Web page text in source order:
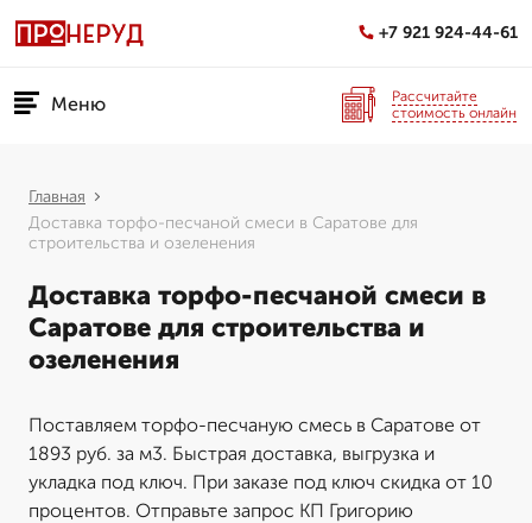
+7 921 924-44-61
Меню
Рассчитайте
стоимость онлайн
Главная
Доставка торфо-песчаной смеси в Саратове для
строительства и озеленения
Доставка торфо-песчаной смеси в
Саратове для строительства и
озеленения
Поставляем торфо-песчаную смесь в Саратове от
1893 руб. за м3. Быстрая доставка, выгрузка и
укладка под ключ. При заказе под ключ скидка от 10
процентов. Отправьте запрос КП Григорию